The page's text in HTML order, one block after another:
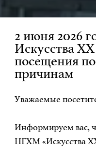
2 июня 2026
Искусства
посещения
причинам
Уважаемые
Информируем вас,
НГХМ «Искусства